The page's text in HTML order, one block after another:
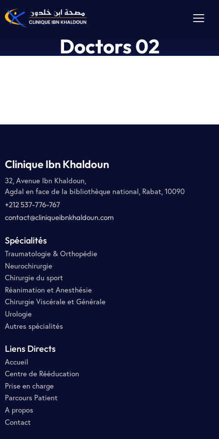
Doctors 02
Clinique Ibn Khaldoun
32, Avenue Ibn Khaldoun,
Agdal en face de la bibliothèque national, Rabat, 10090
+212 537-776-767
contact@cliniqueibnkhaldoun.com
Spécialités
Traumatologie & Orthopédie
Neurochirurgie
Chirurgie du sport
Réanimation et Anesthésie
Chirurgie Viscérale et Générale
Urologie
Autres spécialités
Liens Directs
Accueil
Centre de Rééducation
Prise en charge
Parcours Patient
A propos
Contact